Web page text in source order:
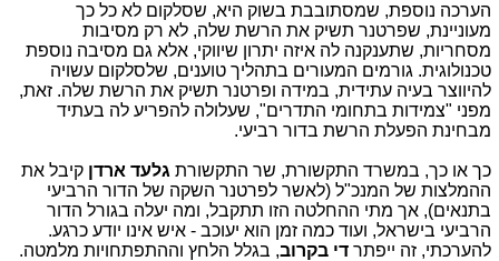
הערכה נוספת, שמסתובבת בשוק היא, שסלקום לא כל כך
מעוניינת, שפרטנר תשיק את הרשת שלה, לא רק מסיבות
מסחריות, שתענקנה לה איזה יתרון שיווקי, אלא גם מסיבה נוספת
טכנולוגית. גורמים המעורים בתהליך טוענים, שלסלקום עשויה
להיווצר בעיה עתידית, במידה ופרטנר תשיק את הרשת שלה. זאת,
מפני "צמידות בתחומי התדרים", שעלולה להפריע לה בעתיד
מבחינת הפעלת הרשת בדור רביעי.
כך או כך, במשרד התקשורת, שר התקשורת גלעד ארדן קיבל את
ההמלצות של המנכ"ל (לאשר לפרטנר השקה של הדור הרביעי
בתנאים), אך מתי ההחלטה הזו תתקבל, ומה יעלה בגורל הדור
הרביעי בישראל, ועוד כמה זמן הוא יעוכב - איש אינו יודע כרגע.
להערכתי, זה ייפתר די בקרוב, בגלל הלחץ וההתפתחויות מלמטה.